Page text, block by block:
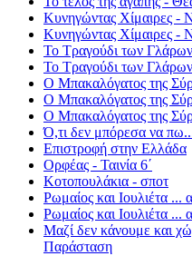
Κυνηγώντας Χίμαιρες -
Κυνηγώντας Χίμαιρες -
Το Τραγούδι των
Το Τραγούδι των
Ο Μπακαλόγατος της
Ο Μπακαλόγατος της
Ο Μπακαλόγατος της
Ό,τι δεν μπόρεσα να
Επιστροφή στην Ελλάδα
Ορφέας - Ταινία 6΄
Κοτοπουλάκια - σποτ
Ρωμαίος και Ιουλιέτα
Ρωμαίος και Ιουλιέτα ...
Μαζί δεν κάνουμε και
Παράσταση